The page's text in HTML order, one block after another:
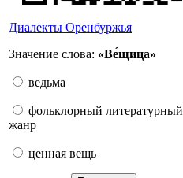
Диалекты Оренбуржья
Значение слова: «Ве́щица»
ведьма
фольклорный литературный
жанр
ценная вещь